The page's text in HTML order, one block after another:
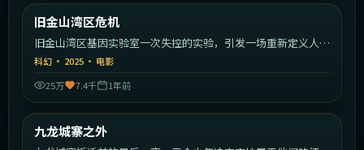
最新
旧金山湾区危机
旧金山湾区基因实验室一次失控的实验，引发一场重新定义人类
的危机。
科幻 · 2025 · 电影
25万
7.4千 1年前
最新
九龙城寨之外